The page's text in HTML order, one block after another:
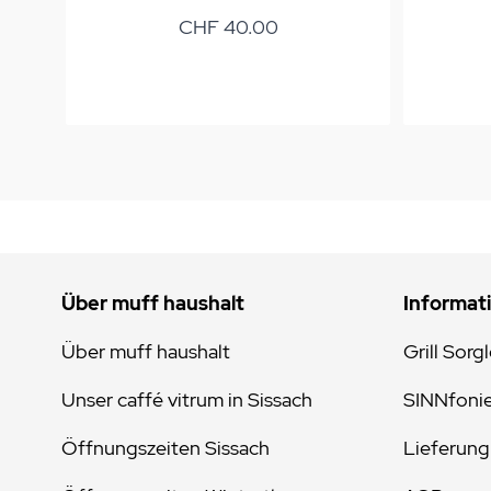
CHF 40.00
Über muff haushalt
Über muff haushalt
Unser caffé vitrum in Sissach
Öffnungszeiten Sissach
Grill